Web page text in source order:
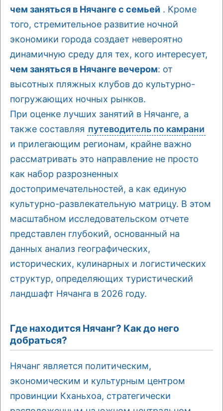
чем заняться в Нячанге с семьей . Кроме
того, стремительное развитие ночной
экономики города создает невероятно
динамичную среду для тех, кого интересует,
чем заняться в Нячанге вечером: от
высотных пляжных клубов до культурно-
погружающих ночных рынков.
При оценке лучших занятий в Нячанге, а
также составляя путеводитель по камрани
и прилегающим регионам, крайне важно
рассматривать это направление не просто
как набор разрозненных
достопримечательностей, а как единую
культурно-развлекательную матрицу. В этом
масштабном исследовательском отчете
представлен глубокий, основанный на
данных анализ географических,
исторических, кулинарных и логистических
структур, определяющих туристический
ландшафт Нячанга в 2026 году.
Где находится Нячанг? Как до него
добраться?
Нячанг является политическим,
экономическим и культурным центром
провинции Кханьхоа, стратегически